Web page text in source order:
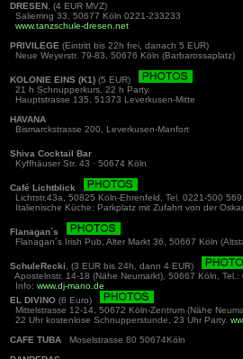
DRESEN, (4 EUR MVZ)
Salierring 33, 50677 Köln 0221-233233
www.tanzschule-dresen.net
PRIVILEGE (Eintritt bis 22h frei, danach 5 EUR)
Neue Weyerstr. 79-83, 50676 Köln (Barbarossaplatz)
KOLONIE EINS (K1) (5 EUR)
21 h Schnupperkurs, 22 h Party.
Hauptstrasse 135, 51373 Leverkusen-Mitte
HAVANA
Bismarckstrasse 200, Leverkusen-Manfort
Shiva Cocktail Bar
Kyffhäuser Str. 43 · 50674 Köln
Café Lichtblick
Lichtstr.43a, 50825 Köln-Ehrenfeld, Tel. 0221-500
Italienische Küche; Parkplatz mit Zufahrt von der
Flanagan´s
Flanagan´s Irish Pub, Alter Markt 36, 50667 Köln
SchuleRecki, (3 EUR bis 24h, dann 4 EUR)
Apostelnstr. 14-18 (Nähe Neumarkt), 50667 Köln,
Info: www.dj-mano.de
EL DIVINO (6 Euro)
Mittelstrasse 12-14, 50672 Köln-Zentrum (Nähe
22 Uhr kostenlose Schnupperstunde, 23 Uhr Party.
CAFE TUBA Moselstrasse 80 50674Köln